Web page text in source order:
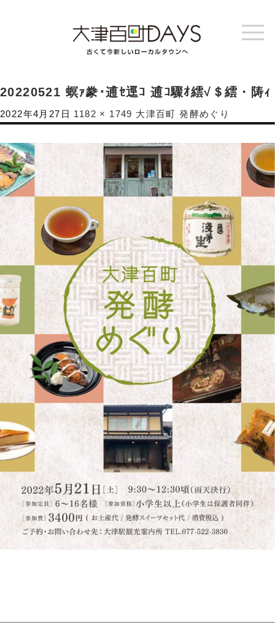
20220521 螟ｧ豢･逋ｾ逕ｺ 逋ｺ驟ｵ繧√＄繧・陦ｨ
2022年4月27日 1182 × 1749 大津百町 発酵めぐり